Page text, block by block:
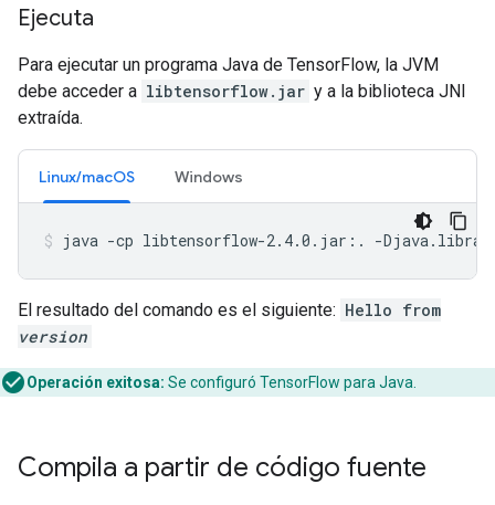
Ejecuta
Para ejecutar un programa Java de TensorFlow, la JVM
debe acceder a libtensorflow.jar y a la biblioteca JNI
extraída.
Linux/macOS Windows
java -cp libtensorflow-2.4.0.jar:. -
El resultado del comando es el siguiente: Hello from
version
Operación exitosa: Se configuró TensorFlow para Java.
Compila a partir de código fuente